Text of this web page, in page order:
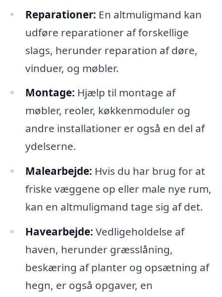
Reparationer: En altmuligmand kan
udføre reparationer af forskellige
slags, herunder reparation af døre,
vinduer, og møbler.
Montage: Hjælp til montage af
møbler, reoler, køkkenmoduler og
andre installationer er også en del af
ydelserne.
Malearbejde: Hvis du har brug for at
friske væggene op eller male nye rum,
kan en altmuligmand tage sig af det.
Havearbejde: Vedligeholdelse af
haven, herunder græsslåning,
beskæring af planter og opsætning af
hegn, er også opgaver, en